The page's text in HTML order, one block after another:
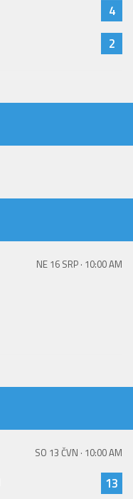
4
2
NE 16 SRP · 10:00 AM
SO 13 ČVN · 10:00 AM
13